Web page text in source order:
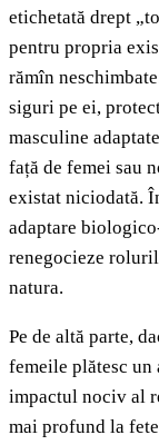
etichetată drept
pentru propria
rămîn
siguri pe ei,
masculine
față de femei sau
existat niciodată.
adaptare
renegocieze
natura.
Pe de altă parte,
femeile plătesc un
impactul nociv al
mai profund la